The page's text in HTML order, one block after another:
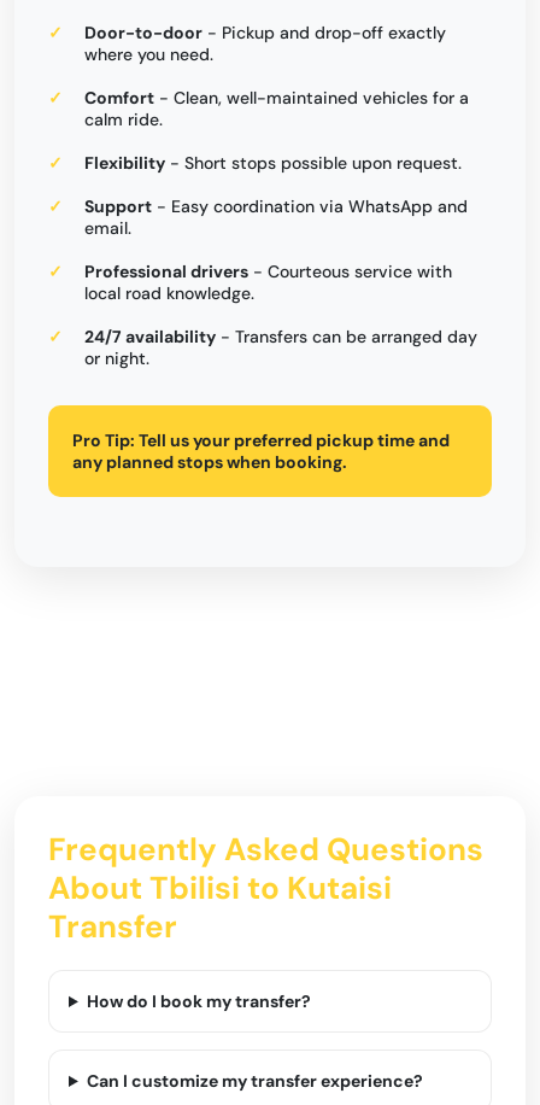
Door-to-door - Pickup and drop-off exactly
where you need.
Comfort - Clean, well-maintained vehicles for a
calm ride.
Flexibility - Short stops possible upon request.
Support - Easy coordination via WhatsApp and
email.
Professional drivers - Courteous service with
local road knowledge.
24/7 availability - Transfers can be arranged day
or night.
Pro Tip: Tell us your preferred pickup time and
any planned stops when booking.
Frequently Asked Questions
About Tbilisi to Kutaisi
Transfer
How do I book my transfer?
Can I customize my transfer experience?